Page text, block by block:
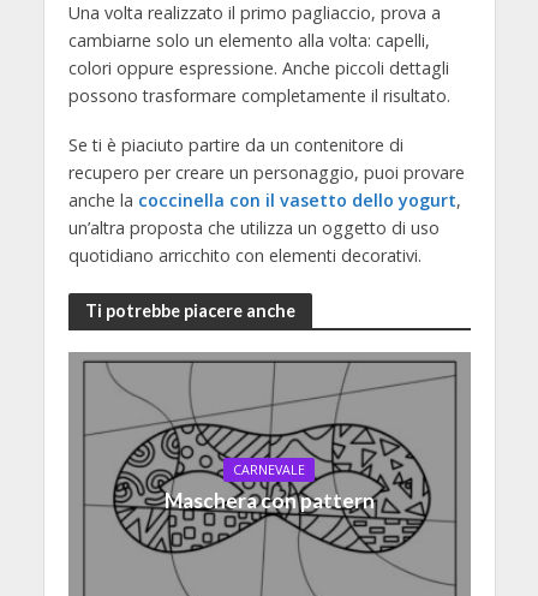
Una volta realizzato il primo pagliaccio, prova a
cambiarne solo un elemento alla volta: capelli,
colori oppure espressione. Anche piccoli dettagli
possono trasformare completamente il risultato.
Se ti è piaciuto partire da un contenitore di
recupero per creare un personaggio, puoi provare
anche la coccinella con il vasetto dello yogurt,
un’altra proposta che utilizza un oggetto di uso
quotidiano arricchito con elementi decorativi.
Ti potrebbe piacere anche
CARNEVALE
Maschera con pattern